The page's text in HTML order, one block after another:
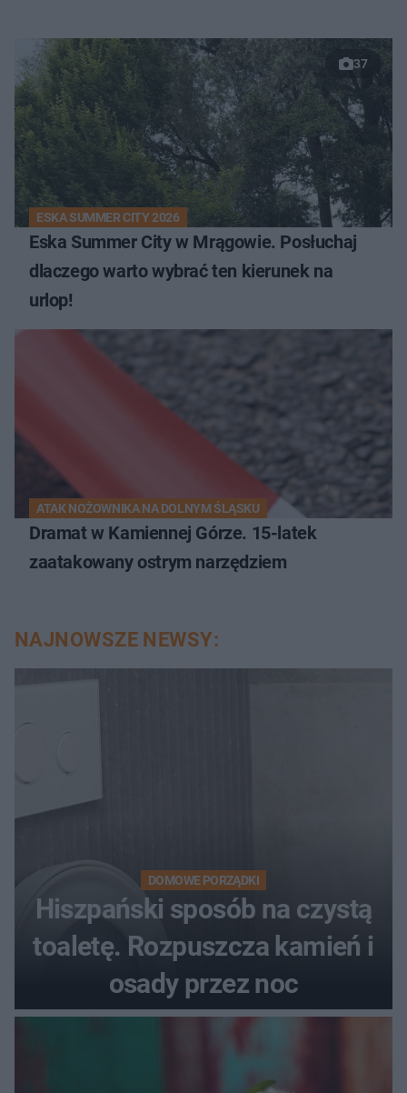
37
ESKA SUMMER CITY 2026
Eska Summer City w Mrągowie. Posłuchaj
dlaczego warto wybrać ten kierunek na
urlop!
ATAK NOŻOWNIKA NA DOLNYM ŚLĄSKU
Dramat w Kamiennej Górze. 15-latek
zaatakowany ostrym narzędziem
NAJNOWSZE NEWSY:
DOMOWE PORZĄDKI
Hiszpański sposób na czystą
toaletę. Rozpuszcza kamień i
osady przez noc